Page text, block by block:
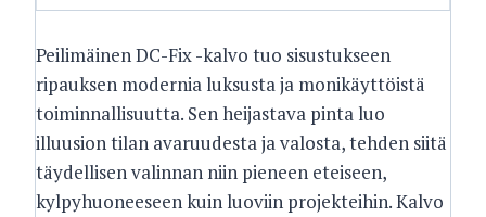
Peilimäinen DC-Fix -kalvo tuo sisustukseen
ripauksen modernia luksusta ja monikäyttöistä
toiminnallisuutta. Sen heijastava pinta luo
illuusion tilan avaruudesta ja valosta, tehden siitä
täydellisen valinnan niin pieneen eteiseen,
kylpyhuoneeseen kuin luoviin projekteihin. Kalvo